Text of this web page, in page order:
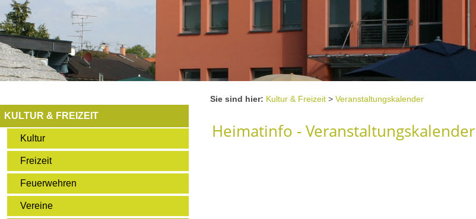
KULTUR & FREIZEIT
Kultur
Freizeit
Feuerwehren
Vereine
Sie sind hier: Kultur & Freizeit > Veranstaltungskalender
Heimatinfo - Veranstaltungskalender